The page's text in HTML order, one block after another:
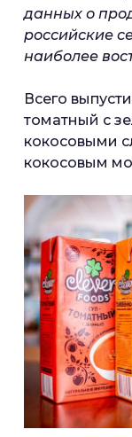
данных о
российские
наиболее
Всего
томатный с
кокосовыми
кокосовым